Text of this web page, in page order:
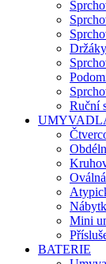
Ruční
Mini
BATERIE